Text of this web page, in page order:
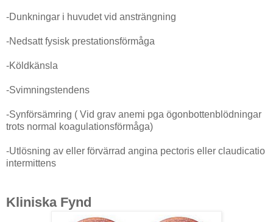
-Dunkningar i huvudet vid ansträngning
-Nedsatt fysisk prestationsförmåga
-Köldkänsla
-Svimningstendens
-Synförsämring ( Vid grav anemi pga ögonbottenblödningar
trots normal koagulationsförmåga)
-Utlösning av eller förvärrad angina pectoris eller claudicatio
intermittens
Kliniska Fynd